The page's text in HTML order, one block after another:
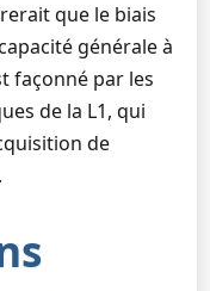
que le biais
générale à
façonné par les
de la L1, qui
de